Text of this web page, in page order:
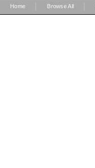
Home Browse All